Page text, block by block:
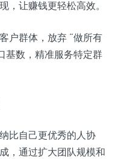
，让赚钱更轻松高效。
群体，放弃 “做所有
基数，精准服务特定群
自己更优秀的人协
，通过扩大团队规模和